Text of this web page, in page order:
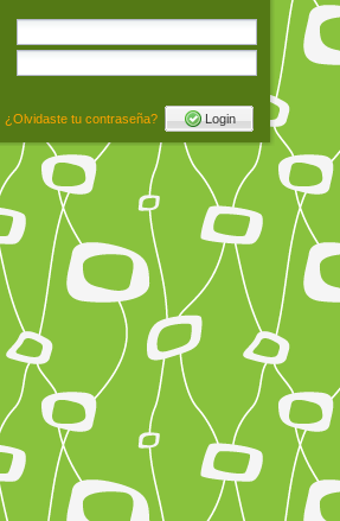
¿Olvidaste tu contraseña? Login